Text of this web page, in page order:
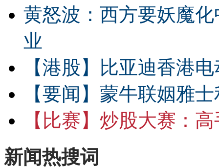
黄怒波：西方要妖魔
业
【港股】
比亚迪香港
【要闻】 蒙牛联姻雅
【比赛】 炒股大赛：高
新闻热搜词